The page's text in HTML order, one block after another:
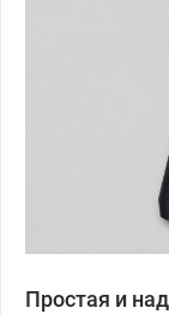
Простая и